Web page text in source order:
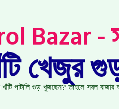
Bazar
খেজুর
পাটালি গুড় খুজছেন? তাহলে সরল